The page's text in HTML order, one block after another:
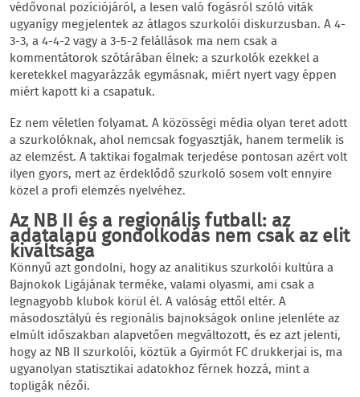
védővonal pozíciójáról, a lesen való fogásról szóló viták
ugyanígy megjelentek az átlagos szurkolói diskurzusban. A 4-
3-3, a 4-4-2 vagy a 3-5-2 felállások ma nem csak a
kommentátorok szótárában élnek: a szurkolók ezekkel a
keretekkel magyarázzák egymásnak, miért nyert vagy éppen
miért kapott ki a csapatuk.
Ez nem véletlen folyamat. A közösségi média olyan teret adott
a szurkolóknak, ahol nemcsak fogyasztják, hanem termelik is
az elemzést. A taktikai fogalmak terjedése pontosan azért volt
ilyen gyors, mert az érdeklődő szurkoló sosem volt ennyire
közel a profi elemzés nyelvéhez.
Az NB II és a regionális futball: az
adatalapú gondolkodás nem csak az elit
kiváltsága
Könnyű azt gondolni, hogy az analitikus szurkolói kultúra a
Bajnokok Ligájának terméke, valami olyasmi, ami csak a
legnagyobb klubok körül él. A valóság ettől eltér. A
másodosztályú és regionális bajnokságok online jelenléte az
elmúlt időszakban alapvetően megváltozott, és ez azt jelenti,
hogy az NB II szurkolói, köztük a Gyirmót FC drukkerjai is, ma
ugyanolyan statisztikai adatokhoz férnek hozzá, mint a
topligák nézői.